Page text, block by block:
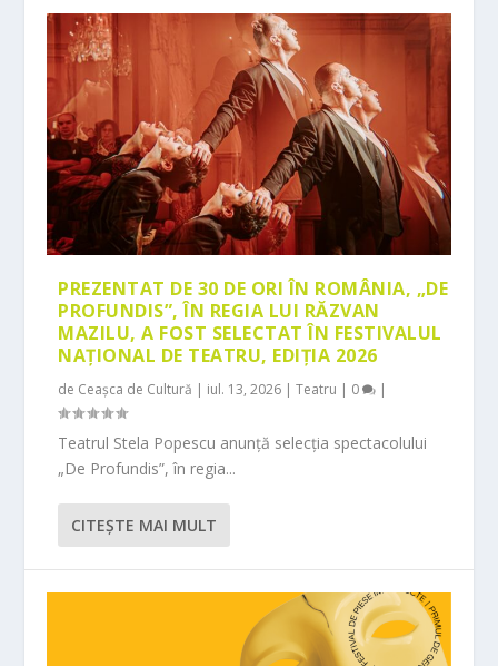
PREZENTAT DE 30 DE ORI ÎN ROMÂNIA, „DE
PROFUNDIS”, ÎN REGIA LUI RĂZVAN
MAZILU, A FOST SELECTAT ÎN FESTIVALUL
NAȚIONAL DE TEATRU, EDIȚIA 2026
de Ceașca de Cultură | iul. 13, 2026 |Teatru | 0 |
Teatrul Stela Popescu anunță selecția spectacolului
„De Profundis”, în regia...
CITEŞTE MAI MULT